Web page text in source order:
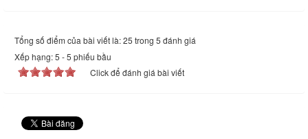
Tổng số điểm của bài viết là: 25 trong 5 đánh giá
Xếp hạng:5 -5 phiếu bầu
Click để đánh giá bài viết